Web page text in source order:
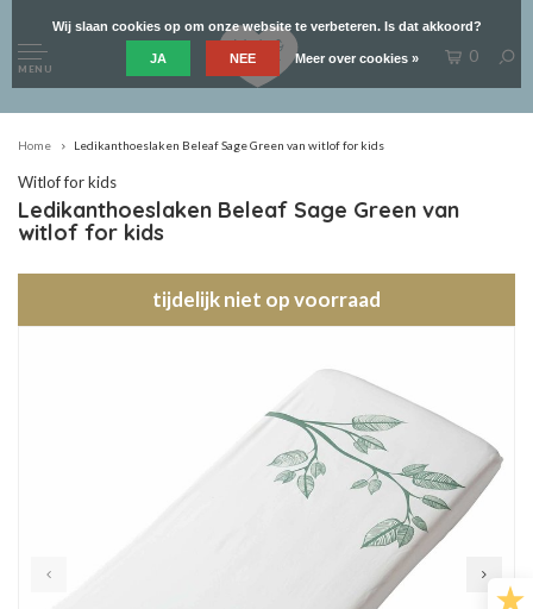
MENU
0
Home Ledikanthoeslaken Beleaf Sage Green van witlof for kids
Witlof for kids
Ledikanthoeslaken Beleaf Sage Green van
witlof for kids
tijdelijk niet op voorraad
Wij slaan cookies op om onze website te verbeteren. Is dat akkoord?
JA NEE Meer over cookies »